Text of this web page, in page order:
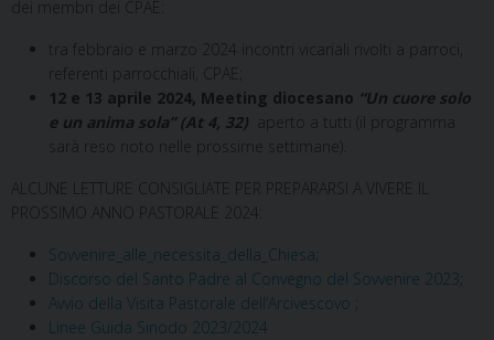
dei membri dei CPAE:
tra febbraio e marzo 2024 incontri vicariali rivolti a parroci,
referenti parrocchiali, CPAE;
12 e 13 aprile 2024, Meeting diocesano “Un cuore solo
e un anima sola” (At 4, 32)
aperto a tutti (il programma
sarà reso noto nelle prossime settimane).
ALCUNE LETTURE CONSIGLIATE PER PREPARARSI A VIVERE IL
PROSSIMO ANNO PASTORALE 2024:
Sovvenire_alle_necessita_della_Chiesa;
Discorso del Santo Padre al Convegno del Sovvenire 2023
Avvio della Visita Pastorale dell’Arcivescovo
Linee Guida Sinodo 2023/2024